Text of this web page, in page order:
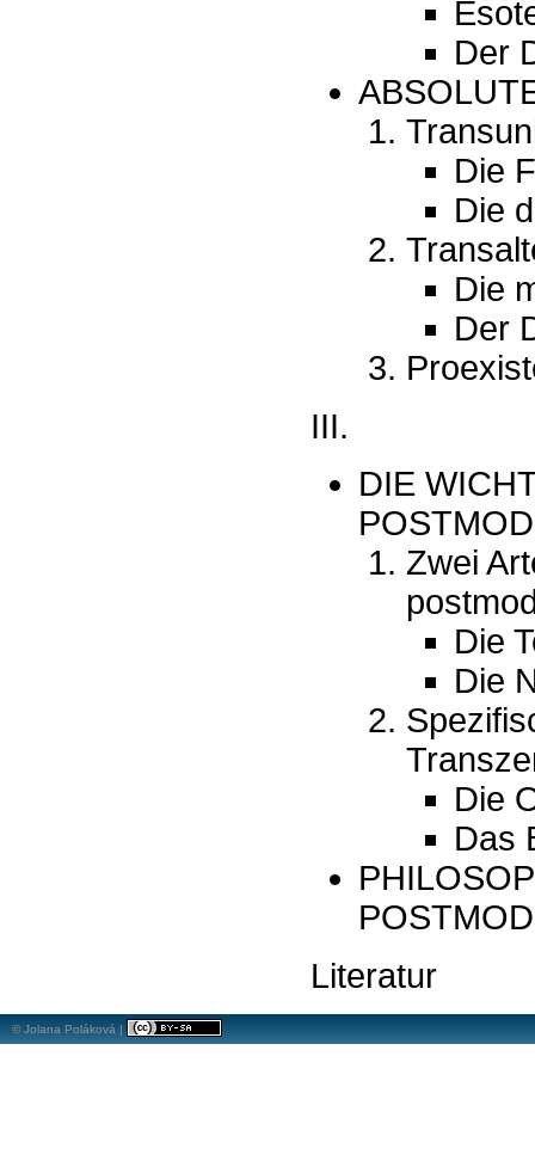
Der
Die
Die
Die
Der
III.
DIE
Zwei
Die
Die
Die
Das
Literatur
© Jolana Poláková |